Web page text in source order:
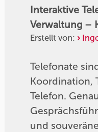
Interaktive
Verwaltung –
Erstellt von:
Telefonate
Koordination,
Telefon.
und